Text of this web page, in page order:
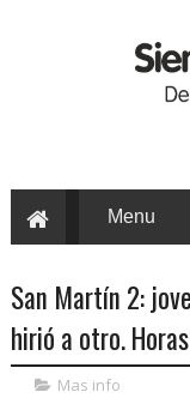
San Martín 2:
hirió a otro.
Mas info